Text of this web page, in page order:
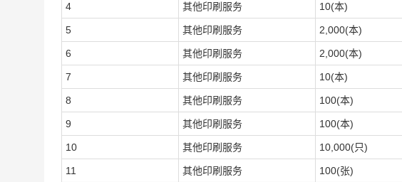
4 其他印刷服务 10(本)
5 其他印刷服务 2,000(本)
6 其他印刷服务 2,000(本)
7 其他印刷服务 10(本)
8 其他印刷服务 100(本)
9 其他印刷服务 100(本)
10 其他印刷服务 10,000(只)
11 其他印刷服务 100(张)